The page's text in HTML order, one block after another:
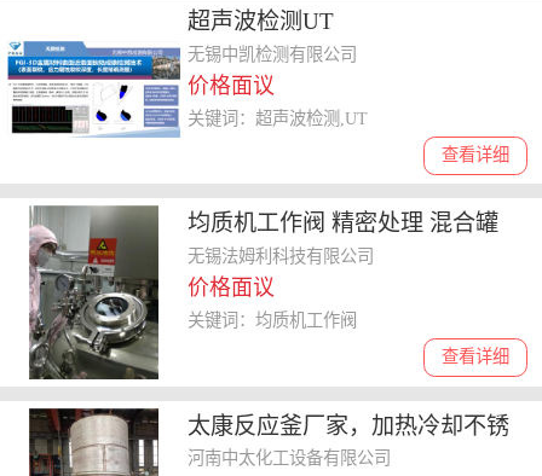
超声波检测UT
无锡中凯检测有限公司
价格面议
查看详细
关键词：超声波检测,UT
均质机工作阀 精密处理 混合罐
无锡法姆利科技有限公司
价格面议
查看详细
关键词：均质机工作阀
太康反应釜厂家，加热冷却不锈
钢反应釜，高压容器罐
河南中太化工设备有限公司